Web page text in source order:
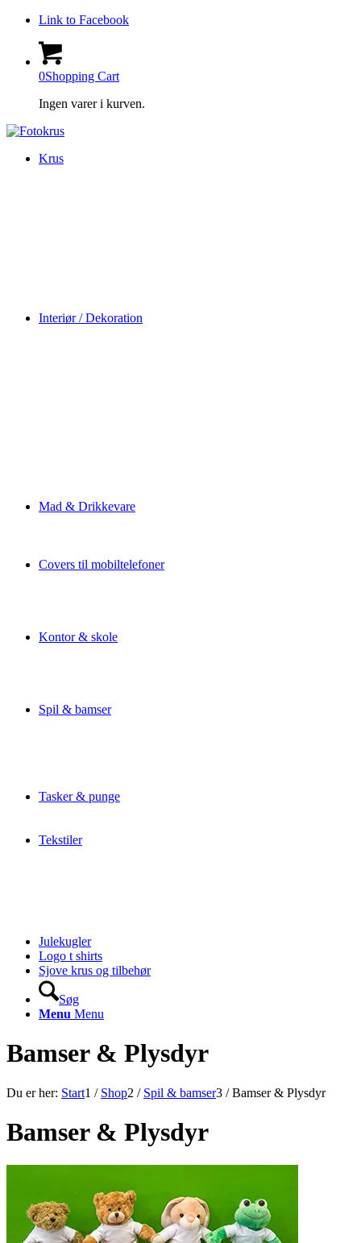
Link to Facebook
0Shopping Cart
Ingen varer i kurven.
Krus
Interiør / Dekoration
Mad & Drikkevare
Covers til mobiltelefoner
Kontor & skole
Spil & bamser
Tasker & punge
Tekstiler
Julekugler
Logo t shirts
Sjove krus og tilbehør
Søg
Menu Menu
Bamser & Plysdyr
Du er her: Start1 / Shop2 / Spil & bamser3 / Bamser & Plysdyr
Bamser & Plysdyr